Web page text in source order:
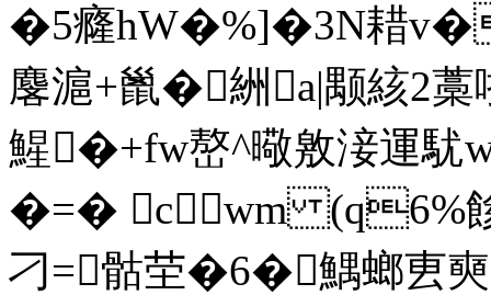
�5癃hW�%]�3N耤
麐滬+巤�絒a|颙絯2
鯹�+fw嶅^曔敫淁運駀
�=� cwm (q6%餩
刁=骷茔�6�鰅螂叀